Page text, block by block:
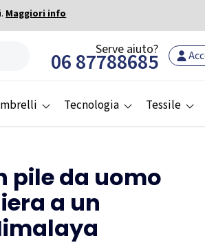
Maggiori info
Serve aiuto?
06 87788685
Tecnologia Tessile
pile da uomo
a un